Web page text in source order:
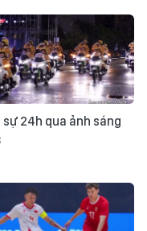
sự 24h qua ảnh sáng